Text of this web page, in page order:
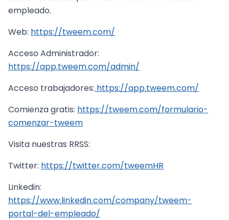
empleado.
Web: https://tweem.com/
Acceso Administrador:
https://app.tweem.com/admin/
Acceso trabajadores: https://app.tweem.com/
Comienza gratis: https://tweem.com/formulario-
comenzar-tweem
Visita nuestras RRSS:
Twitter: https://twitter.com/tweemHR
Linkedin:
https://www.linkedin.com/company/tweem-
portal-del-empleado/